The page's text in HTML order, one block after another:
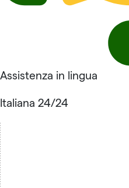
Assistenza in lingua
Italiana 24/24